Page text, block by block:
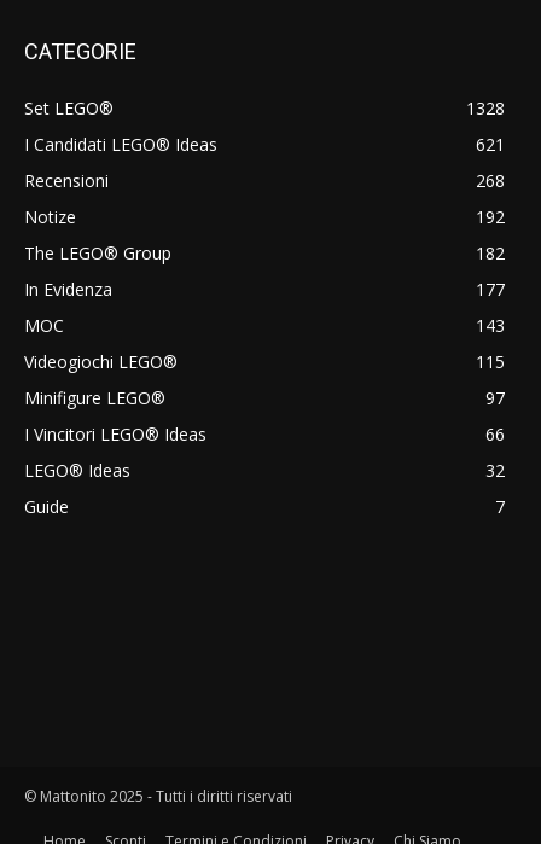
CATEGORIE
Set LEGO®
1328
I Candidati LEGO® Ideas
621
Recensioni
268
Notize
192
The LEGO® Group
182
In Evidenza
177
MOC
143
Videogiochi LEGO®
115
Minifigure LEGO®
97
I Vincitori LEGO® Ideas
66
LEGO® Ideas
32
Guide
7
© Mattonito 2025 - Tutti i diritti riservati